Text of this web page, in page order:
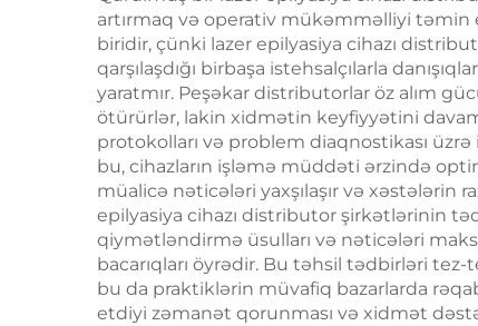
artırmaq və operativ mükəmməlliyi
biridir, çünki lazer epilyasiya cihazı
qarşılaşdığı birbaşa istehsalçılarla
yaratmır. Peşəkar distributorlar öz alım
ötürürlər, lakin xidmətin keyfiyyətini
protokolları və problem diaqnostikası
bu, cihazların işləmə müddəti ərzində
müalicə nəticələri yaxşılaşır və xəstələrin
epilyasiya cihazı distributor şirkətlərinin
qiymətləndirmə üsulları və nəticələri
bacarıqları öyrədir. Bu təhsil tədbirləri
bu da praktiklərin müvafiq bazarlarda
etdiyi zəmanət qorunması və xidmət